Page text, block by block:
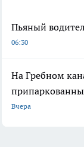
Пьяный
06:30
На Гребном
Вчера